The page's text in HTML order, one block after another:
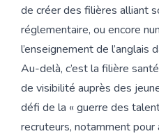
de créer des filières alliant
réglementaire, ou encore
l’enseignement de l’anglais
Au-delà, c’est la filière
de visibilité auprès des
défi de la « guerre des
recruteurs, notamment